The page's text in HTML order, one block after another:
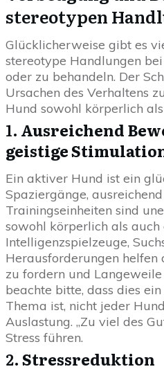
stereotypen
Glücklicherweise gibt es
stereotype Handlungen
oder zu behandeln. Der
Ursachen des Verhaltens
Hund sowohl körperlich
1. Ausreichend
geistige
Ein aktiver Hund ist ein
Spaziergänge,
Trainingseinheiten sind
sowohl körperlich als auch
Intelligenzspielzeuge,
Herausforderungen helfen
zu fordern und
beachte bitte, dass dies
Thema ist, nicht jeder
Auslastung. „Zu viel des
Stress führen.
2.Stressreduktion